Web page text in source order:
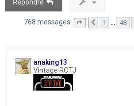
Répondre
768 messages Page 51 sur 52
Précédent
1 … 48
anaking13
Vintage ROTJ